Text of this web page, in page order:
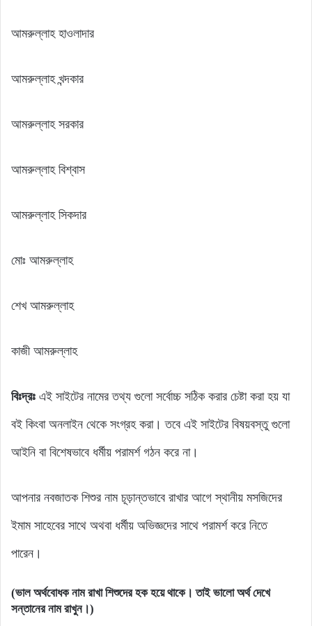
আমরুল্লাহ হাওলাদার
আমরুল্লাহ খন্দকার
আমরুল্লাহ সরকার
আমরুল্লাহ বিশ্বাস
আমরুল্লাহ সিকদার
মোঃ আমরুল্লাহ
শেখ আমরুল্লাহ
কাজী আমরুল্লাহ
বিঃদ্রঃ এই সাইটের নামের তথ্য গুলো সর্বোচ্চ সঠিক করার চেষ্টা করা হয় যা
বই কিংবা অনলাইন থেকে সংগ্রহ করা। তবে এই সাইটের বিষয়বস্তু গুলো
আইনি বা বিশেষভাবে ধর্মীয় পরামর্শ গঠন করে না।
আপনার নবজাতক শিশুর নাম চূড়ান্তভাবে রাখার আগে স্থানীয় মসজিদের
ইমাম সাহেবের সাথে অথবা ধর্মীয় অভিজ্ঞদের সাথে পরামর্শ করে নিতে
পারেন।
(ভাল অর্থবোধক নাম রাখা শিশুদের হক হয়ে থাকে। তাই ভালো অর্থ দেখে
সন্তানের নাম রাখুন।)